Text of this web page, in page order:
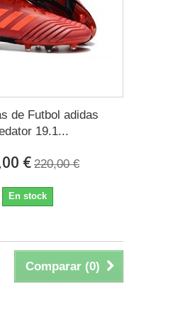
de Futbol adidas
19.1...
€ 220,00 €
En stock
Comparar (0)